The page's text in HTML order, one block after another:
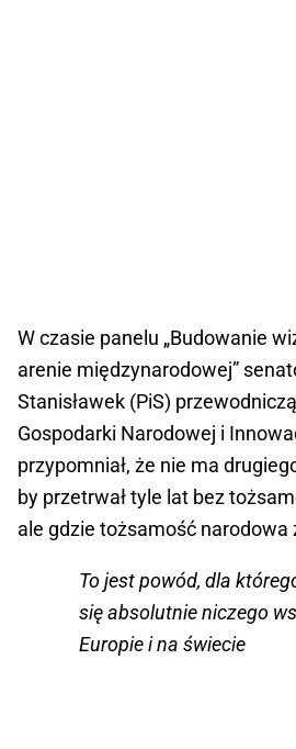
W czasie panelu „Budowanie
arenie międzynarodowej”
Stanisławek (PiS)
Gospodarki Narodowej i
przypomniał, że nie ma
by przetrwał tyle lat bez
ale gdzie tożsamość narodowa
To jest powód, dla
się absolutnie niczego
Europie i na świecie